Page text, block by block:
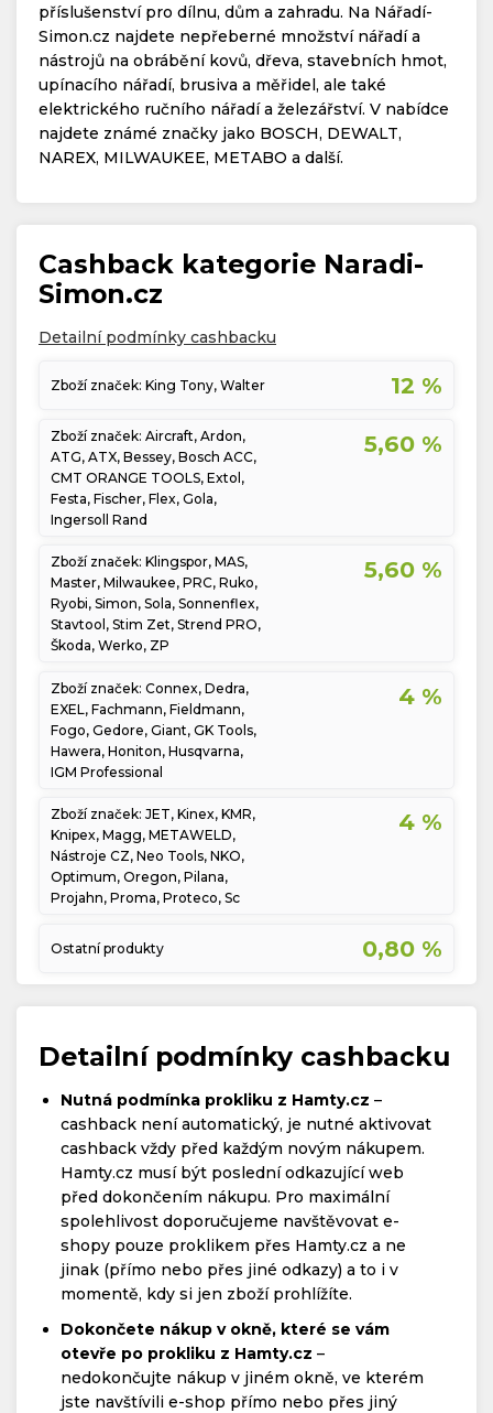
Copyright © 2019 - 2026. Všechna práva vyhrazena.
příslušenství pro dílnu, dům a zahradu. Na Nářadí-
Simon.cz najdete nepřeberné množství nářadí a
nástrojů na obrábění kovů, dřeva, stavebních hmot,
upínacího nářadí, brusiva a měřidel, ale také
elektrického ručního nářadí a železářství. V nabídce
najdete známé značky jako BOSCH, DEWALT,
NAREX, MILWAUKEE, METABO a další.
Cashback kategorie Naradi-
Simon.cz
Detailní podmínky cashbacku
Zboží značek: King Tony, Walter 12 %
Zboží značek: Aircraft, Ardon,
ATG, ATX, Bessey, Bosch ACC,
CMT ORANGE TOOLS, Extol,
Festa, Fischer, Flex, Gola,
Ingersoll Rand
5,60 %
Zboží značek: Klingspor, MAS,
Master, Milwaukee, PRC, Ruko,
Ryobi, Simon, Sola, Sonnenflex,
Stavtool, Stim Zet, Strend PRO,
Škoda, Werko, ZP
5,60 %
Zboží značek: Connex, Dedra,
EXEL, Fachmann, Fieldmann,
Fogo, Gedore, Giant, GK Tools,
Hawera, Honiton, Husqvarna,
IGM Professional
4 %
Zboží značek: JET, Kinex, KMR,
Knipex, Magg, METAWELD,
Nástroje CZ, Neo Tools, NKO,
Optimum, Oregon, Pilana,
Projahn, Proma, Proteco, Sc
4 %
Ostatní produkty 0,80 %
Detailní podmínky cashbacku
Nutná podmínka prokliku z Hamty.cz –
cashback není automatický, je nutné aktivovat
cashback vždy před každým novým nákupem.
Hamty.cz musí být poslední odkazující web
před dokončením nákupu. Pro maximální
spolehlivost doporučujeme navštěvovat e-
shopy pouze proklikem přes Hamty.cz a ne
jinak (přímo nebo přes jiné odkazy) a to i v
momentě, kdy si jen zboží prohlížíte.
Dokončete nákup v okně, které se vám
otevře po prokliku z Hamty.cz –
nedokončujte nákup v jiném okně, ve kterém
jste navštívili e-shop přímo nebo přes jiný